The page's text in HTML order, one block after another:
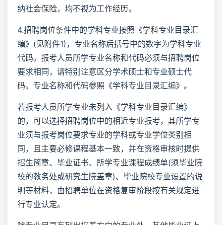
纳社会保险，均不视为工作经历。
4.招聘岗位条件中的学科专业按照《学科专业目录汇
编》(见附件1)，专业名称后括号中的数字为学科专业
代码。报考人员所学专业名称和代码必须与招聘岗位
要求相同，请特别注意区分学术硕士和专业硕士代
码。专业名称和代码参照《学科专业目录汇编》。
若报考人员所学专业未列入《学科专业目录汇编》
的，可以选择招聘岗位中的相近专业报考，其所学专
业须与报考岗位要求专业的学科或专业学位类别相
同，且主要必修课程基本一致，并在资格审核时提供
招生简章、毕业证书、所学专业课程成绩单(须毕业院
校的教务处或研究生院盖章)、毕业院校专业设置的说
明等材料，由招聘单位在资格复审阶段按有关规定进
行专业认定。